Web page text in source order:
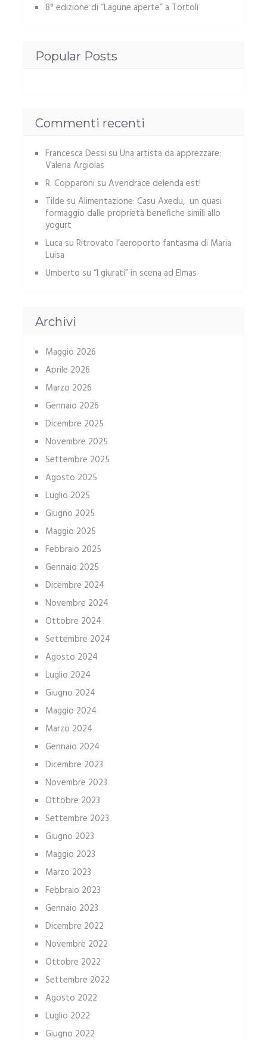
8° edizione di “Lagune aperte” a Tortolì
Popular Posts
Commenti recenti
Francesca Dessi su Una artista da apprezzare:
Valeria Argiolas
R. Copparoni su Avendrace delenda est!
Tilde su Alimentazione: Casu Axedu, un quasi
formaggio dalle proprietà benefiche simili allo
yogurt
Luca su Ritrovato l’aeroporto fantasma di Maria
Luisa
Umberto su “I giurati” in scena ad Elmas
Archivi
Maggio 2026
Aprile 2026
Marzo 2026
Gennaio 2026
Dicembre 2025
Novembre 2025
Settembre 2025
Agosto 2025
Luglio 2025
Giugno 2025
Maggio 2025
Febbraio 2025
Gennaio 2025
Dicembre 2024
Novembre 2024
Ottobre 2024
Settembre 2024
Agosto 2024
Luglio 2024
Giugno 2024
Maggio 2024
Marzo 2024
Gennaio 2024
Dicembre 2023
Novembre 2023
Ottobre 2023
Settembre 2023
Giugno 2023
Maggio 2023
Marzo 2023
Febbraio 2023
Gennaio 2023
Dicembre 2022
Novembre 2022
Ottobre 2022
Settembre 2022
Agosto 2022
Luglio 2022
Giugno 2022